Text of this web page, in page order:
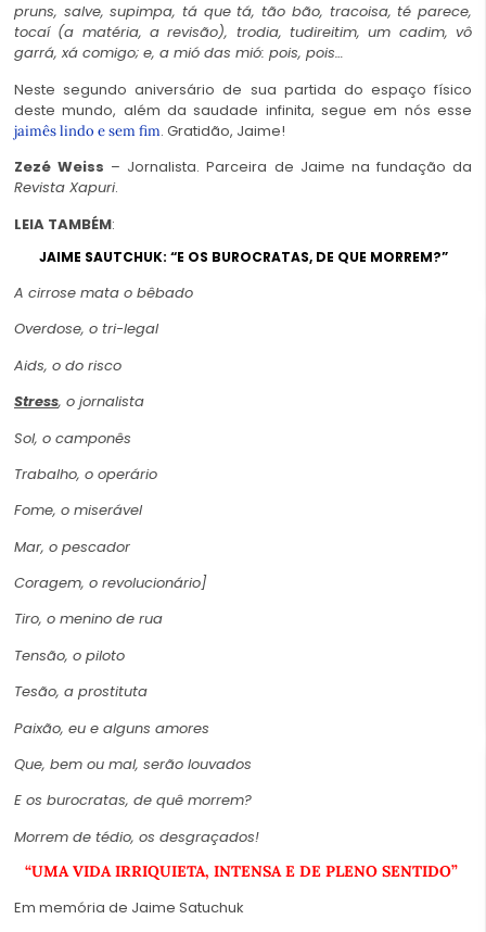
pruns, salve, supimpa, tá que tá, tão bão, tracoisa, té parece,
tocaí (a matéria, a revisão), trodia, tudireitim, um cadim, vô
garrá, xá comigo; e, a mió das mió: pois, pois…
Neste segundo aniversário de sua partida do espaço físico
deste mundo, além da saudade infinita, segue em nós esse
jaimês lindo e sem fim. Gratidão, Jaime!
Zezé Weiss – Jornalista. Parceira de Jaime na fundação da
Revista Xapuri.
LEIA TAMBÉM:
JAIME SAUTCHUK: “E OS BUROCRATAS, DE QUE MORREM?”
A cirrose mata o bêbado
Overdose, o tri-legal
Aids, o do risco
Stress, o jornalista
Sol, o camponês
Trabalho, o operário
Fome, o miserável
Mar, o pescador
Coragem, o revolucionário]
Tiro, o menino de rua
Tensão, o piloto
Tesão, a prostituta
Paixão, eu e alguns amores
Que, bem ou mal, serão louvados
E os burocratas, de quê morrem?
Morrem de tédio, os desgraçados!
“UMA VIDA IRRIQUIETA, INTENSA E DE PLENO SENTIDO”
Em memória de Jaime Satuchuk